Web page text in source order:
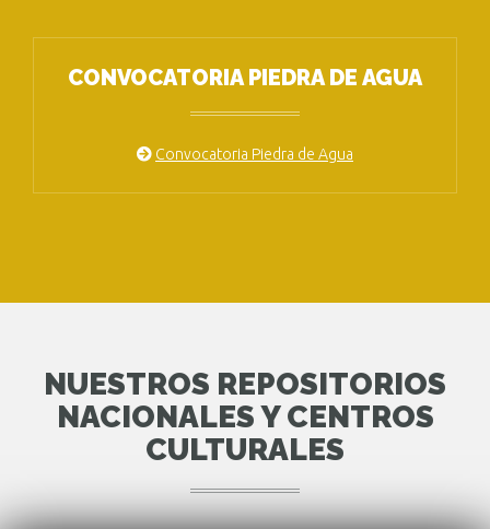
CONVOCATORIA PIEDRA DE AGUA
Convocatoria Piedra de Agua
NUESTROS REPOSITORIOS
NACIONALES Y CENTROS
CULTURALES